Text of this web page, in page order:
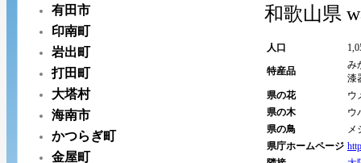
有田市
印南町
岩出町
打田町
大塔村
海南市
かつらぎ町
金屋町
和歌山県
人口
特産品
み
漆
県の花
ウ
県の木
ウ
県の鳥
メ
県庁ホームページ